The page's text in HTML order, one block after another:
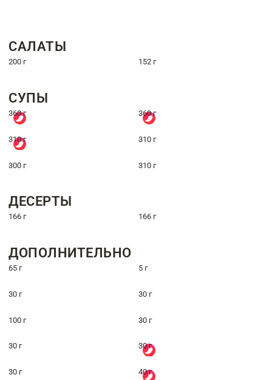
САЛАТЫ
200 г 152 г
СУПЫ
360 г 360 г
310 г 310 г
300 г 310 г
ДЕСЕРТЫ
166 г 166 г
ДОПОЛНИТЕЛЬНО
65 г 5 г
30 г 30 г
100 г 30 г
30 г 30 г
30 г 40 г